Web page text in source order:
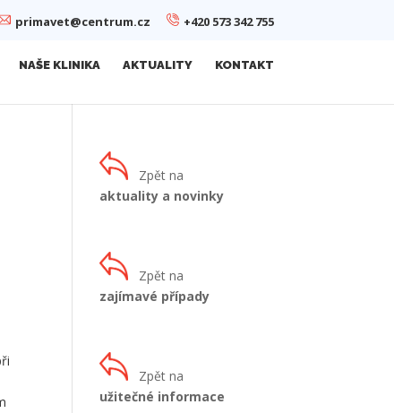
primavet@centrum.cz +420 573 342 755
NAŠE KLINIKA AKTUALITY KONTAKT
Zpět na
aktuality a novinky
Zpět na
zajímavé případy
Zpět na
užitečné informace